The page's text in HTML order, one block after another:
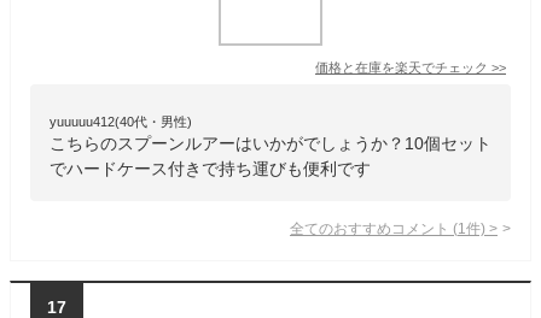
価格と在庫を楽天でチェック >>
yuuuuu412(40代・男性)
こちらのスプーンルアーはいかがでしょうか？10個セット
でハードケース付きで持ち運びも便利です
全てのおすすめコメント (1 件) >
17